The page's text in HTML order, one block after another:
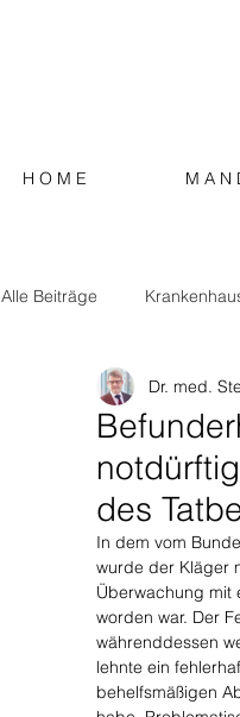
H O M E M A N
Alle Beiträge
Steuerrecht
des
Dr. med.
In dem vom
wurde der Kläger
Überwachung mit
worden war. Der
währenddessen
lehnte ein
behelfsmäßigen